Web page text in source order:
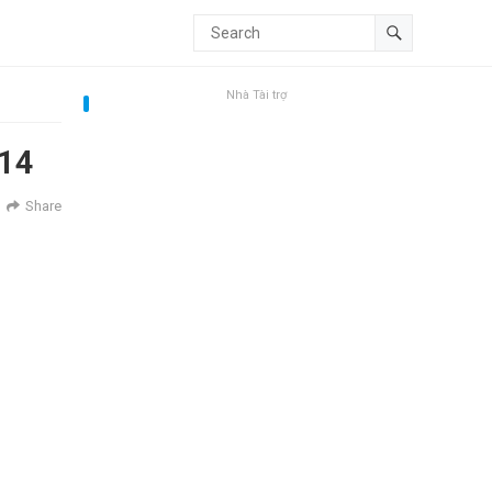
Share
Nhà Tài trợ